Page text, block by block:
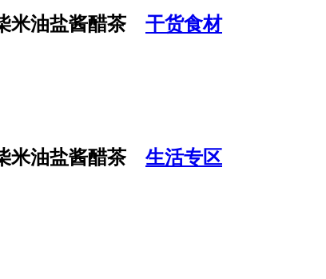
干货食材
生活专区